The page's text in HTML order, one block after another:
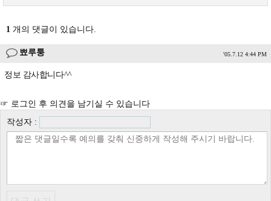
1 개의 댓글이 있습니다.
뾰루퉁 '05.7.12 4:44 PM
정보 감사합니다^^
☞ 로그인 후 의견을 남기실 수 있습니다
작성자 :